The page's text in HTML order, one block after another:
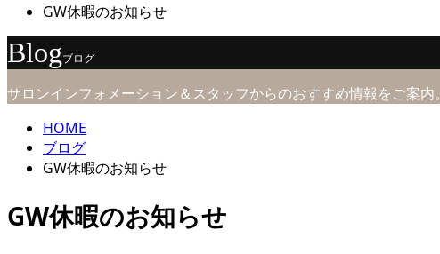
GW休暇のお知らせ
Blogブログ
サロンインフォメーション＆スタッフからのおすすめ情報をご案内。
HOME
ブログ
GW休暇のお知らせ
GW休暇のお知らせ